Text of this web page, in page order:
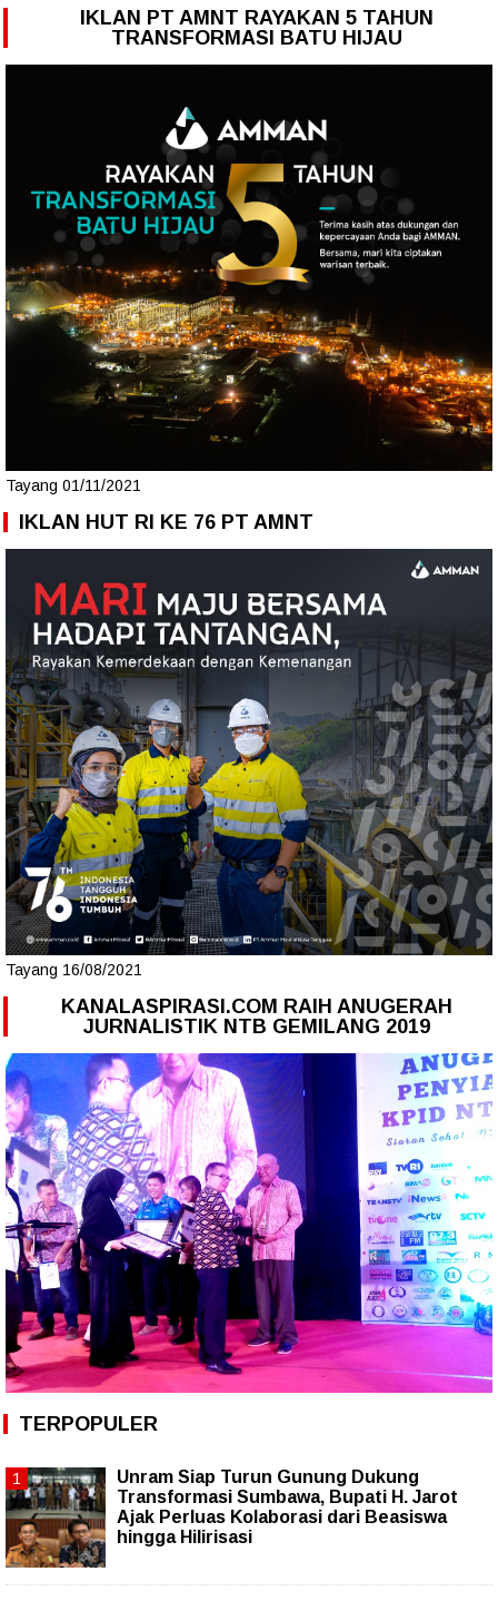
IKLAN PT AMNT RAYAKAN 5 TAHUN
TRANSFORMASI BATU HIJAU
Tayang 01/11/2021
IKLAN HUT RI KE 76 PT AMNT
Tayang 16/08/2021
KANALASPIRASI.COM RAIH ANUGERAH
JURNALISTIK NTB GEMILANG 2019
TERPOPULER
Unram Siap Turun Gunung Dukung
Transformasi Sumbawa, Bupati H. Jarot
Ajak Perluas Kolaborasi dari Beasiswa
hingga Hilirisasi